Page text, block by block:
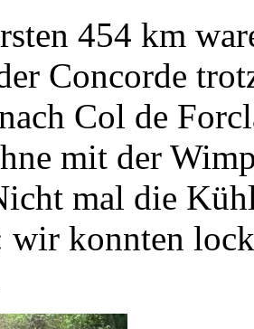
454 km
Concorde
Col de
mit der
mal die
wir konnten